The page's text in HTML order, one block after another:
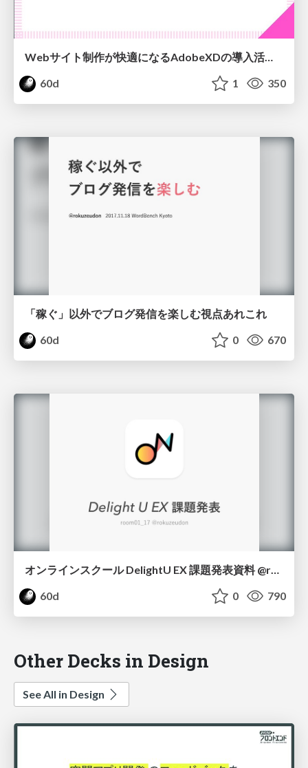
Webサイト制作が快適になるAdobeXDの導入活用Tips
60d
1 350
「稼ぐ」以外でブログ発信を楽しむ視点あれこれ
60d
0 670
オンラインスクール DelightU EX 課題発表資料 @rokuzeudon
60d
0 790
Other Decks in Design
See All in Design